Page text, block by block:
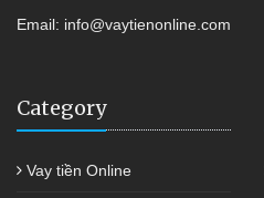
Email: info@vaytienonline.com
Category
Vay tiền Online